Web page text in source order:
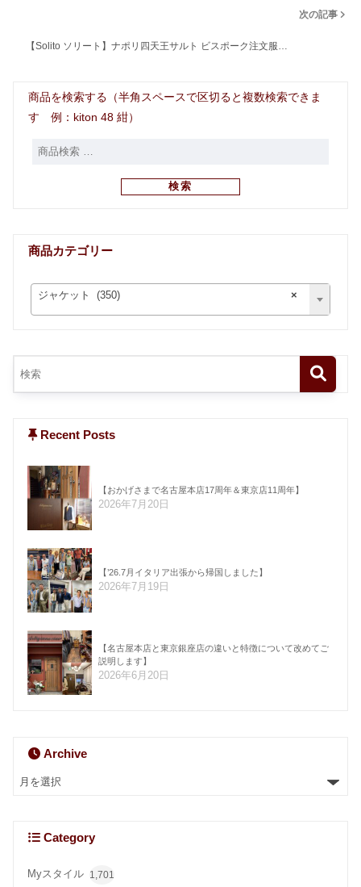
次の記事
【Solito ソリート】ナポリ四天王サルト ビスポーク注文服…
商品を検索する（半角スペースで区切ると複数検索できま
す 例：kiton 48 紺）
検索
商品カテゴリー
×
ジャケット (350)
Recent Posts
【おかげさまで名古屋本店17周年＆東京店11周年】
2026年7月20日
【’26.7月イタリア出張から帰国しました】
2026年7月19日
【名古屋本店と東京銀座店の違いと特徴について改めてご
説明します】
2026年6月20日
Archive
Category
Myスタイル 1,701